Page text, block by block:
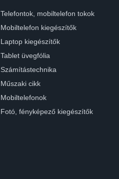
Telefontok, mobiltelefon tokok
Mobiltelefon kiegészítők
Laptop kiegészítők
Tablet üvegfólia
Számítástechnika
Műszaki cikk
Mobiltelefonok
Fotó, fényképező kiegészítők